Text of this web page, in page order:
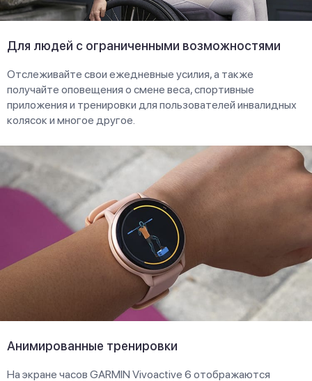
Для людей с ограниченными возможностями
Отслеживайте свои ежедневные усилия, а также
получайте оповещения о смене веса, спортивные
приложения и тренировки для пользователей инвалидных
колясок и многое другое.
Анимированные тренировки
На экране часов GARMIN Vivoactive 6 отображаются